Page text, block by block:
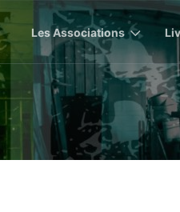
Les Associations